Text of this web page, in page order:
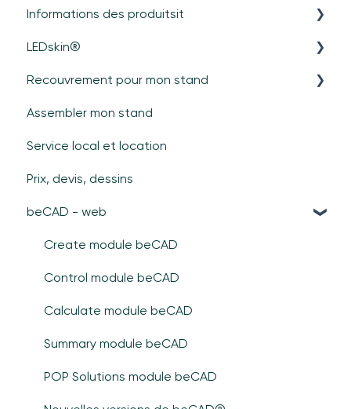
Informations des produitsit
Général
Cadres
Portes
beTV
LEDskin®
Général
Matériel
Contenu
Spécifications
Hybrid LEDskin®
Assistance
Recouvrement pour mon stand
Recouvrements durs (panneaux/verre)
Textile
Assembler mon stand
Service local et location
Prix, devis, dessins
beCAD - web
Create module beCAD
Control module beCAD
Calculate module beCAD
Summary module beCAD
POP Solutions module beCAD